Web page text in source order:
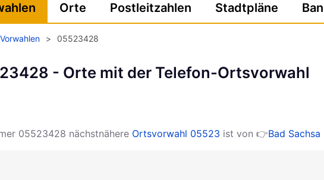
Orte Postleitzahlen Stadtpläne
Vorwahlen > 05523428
- Orte mit der Telefon-Ortsvorwahl
05523428 nächstnähere Ortsvorwahl 05523 ist von 👉Bad Sachsa